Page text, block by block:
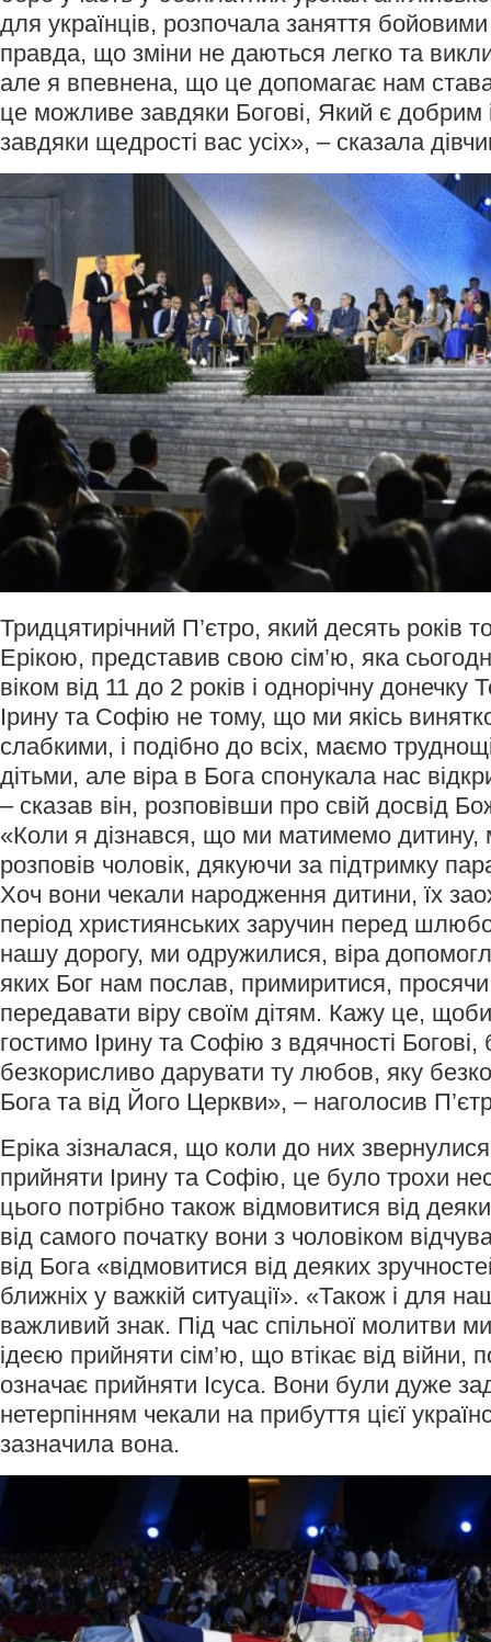
для українців, розпочала заняття
правда, що зміни не даються легко та
але я впевнена, що це допомагає нам
це можливе завдяки Богові, Який є добрим
завдяки щедрості вас усіх», – сказала
Тридцятирічний П’єтро, який десять років
Ерікою, представив свою сім’ю, яка
віком від 11 до 2 років і однорічну
Ірину та Софію не тому, що ми якісь
слабкими, і подібно до всіх, маємо
дітьми, але віра в Бога спонукала нас
– сказав він, розповівши про свій досвід
«Коли я дізнався, що ми матимемо
розповів чоловік, дякуючи за підтримку
Хоч вони чекали народження дитини, їх
період християнських заручин перед
нашу дорогу, ми одружилися, віра
яких Бог нам послав, примиритися,
передавати віру своїм дітям. Кажу це,
гостимо Ірину та Софію з вдячності
безкорисливо дарувати ту любов, яку
Бога та від Його Церкви», – наголосив
Еріка зізналася, що коли до них
прийняти Ірину та Софію, це було трохи
цього потрібно також відмовитися від
від самого початку вони з чоловіком
від Бога «відмовитися від деяких
ближніх у важкій ситуації». «Також і для
важливий знак. Під час спільної молитви
ідеєю прийняти сім’ю, що втікає від
означає прийняти Ісуса. Вони були дуже
нетерпінням чекали на прибуття цієї
зазначила вона.